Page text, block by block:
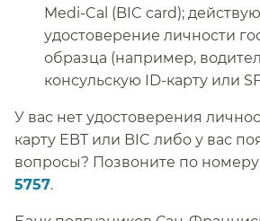
Medi-Cal (BIC card);
удостоверение личности
образца (например,
консульскую ID-карту или
У вас нет удостоверения
карту EBT или BIC либо у вас
вопросы? Позвоните по
5757.​​